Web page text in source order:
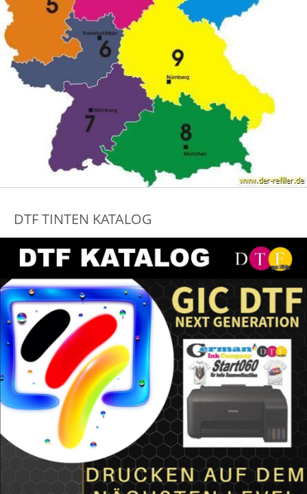
DTF TINTEN KATALOG